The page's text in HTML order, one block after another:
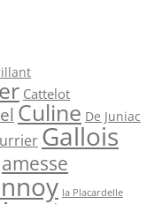
Cattelot
Culine De Juniac
Gallois
la Placardelle